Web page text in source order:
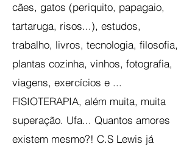
cães, gatos (periquito, papagaio,
tartaruga, risos...), estudos,
trabalho, livros, tecnologia, filosofia,
plantas cozinha, vinhos, fotografia,
viagens, exercícios e ...
FISIOTERAPIA, além muita, muita
superação. Ufa... Quantos amores
existem mesmo?! C.S Lewis já